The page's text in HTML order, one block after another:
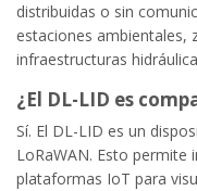
distribuidas o sin
estaciones ambientales,
infraestructuras
¿El DL-LID es
Sí. El DL-LID es un
LoRaWAN. Esto permite
plataformas IoT para